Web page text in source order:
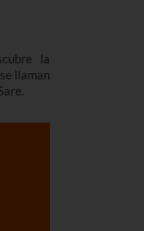
la
llaman